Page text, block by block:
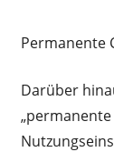
Permanente
Darüber